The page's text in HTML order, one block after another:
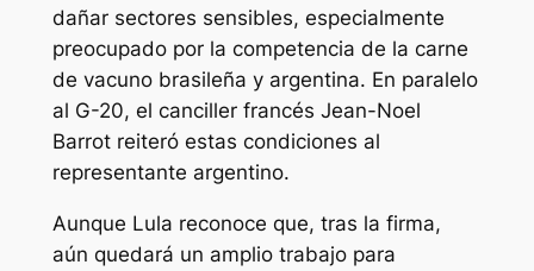
dañar sectores sensibles, especialmente
preocupado por la competencia de la carne
de vacuno brasileña y argentina. En paralelo
al G-20, el canciller francés Jean-Noel
Barrot reiteró estas condiciones al
representante argentino.
Aunque Lula reconoce que, tras la firma,
aún quedará un amplio trabajo para